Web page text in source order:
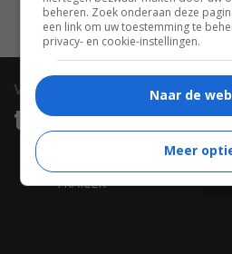
video
trailers & clips
TRAILER
beheren. Zoek onderaan deze
een link om uw toestemming te
privacy- en cookie-instellingen.
Naar de
Meer